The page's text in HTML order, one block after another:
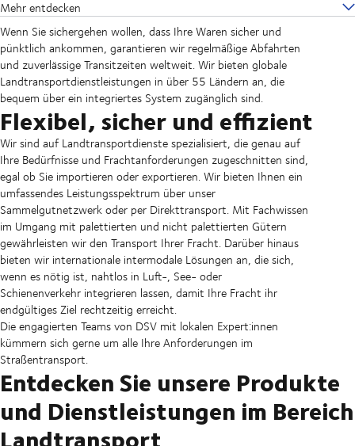
Mehr entdecken
Wenn Sie sichergehen wollen, dass Ihre Waren sicher und
pünktlich ankommen, garantieren wir regelmäßige Abfahrten
und zuverlässige Transitzeiten weltweit. Wir bieten globale
Landtransportdienstleistungen in über 55 Ländern an, die
bequem über ein integriertes System zugänglich sind.
Flexibel, sicher und effizient
Wir sind auf Landtransportdienste spezialisiert, die genau auf
Ihre Bedürfnisse und Frachtanforderungen zugeschnitten sind,
egal ob Sie importieren oder exportieren. Wir bieten Ihnen ein
umfassendes Leistungsspektrum über unser
Sammelgutnetzwerk oder per Direkttransport. Mit Fachwissen
im Umgang mit palettierten und nicht palettierten Gütern
gewährleisten wir den Transport Ihrer Fracht. Darüber hinaus
bieten wir internationale intermodale Lösungen an, die sich,
wenn es nötig ist, nahtlos in Luft-, See- oder
Schienenverkehr integrieren lassen, damit Ihre Fracht ihr
endgültiges Ziel rechtzeitig erreicht.
Die engagierten Teams von DSV mit lokalen Expert:innen
kümmern sich gerne um alle Ihre Anforderungen im
Straßentransport.
Entdecken Sie unsere Produkte
und Dienstleistungen im Bereich